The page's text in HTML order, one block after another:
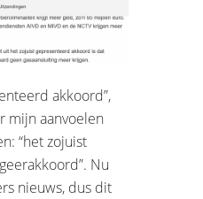
akkoord”,
mijn aanvoelen
“het zojuist
Nu
nieuws, dus dit